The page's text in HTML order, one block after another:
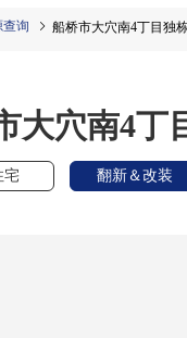
查询 船桥市大穴南4丁目独
大穴南4丁
宅 翻新＆改装